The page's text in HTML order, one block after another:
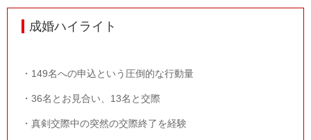
成婚ハイライト
・ 149名への申込という圧倒的な行動量
・ 36名とお見合い、 13名と交際
・真剣交際中の突然の交際終了を経験